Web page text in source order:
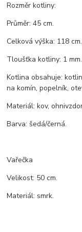
Rozměr kotliny:
Průměr: 45 cm.
Celková výška: 118 cm.
Tloušťka kotliny: 1 mm.
Kotlina obsahuje:
na komín, popelník,
Materiál: kov,
Barva: šedá/černá.
Vařečka
Velikost: 50 cm.
Materiál: smrk.